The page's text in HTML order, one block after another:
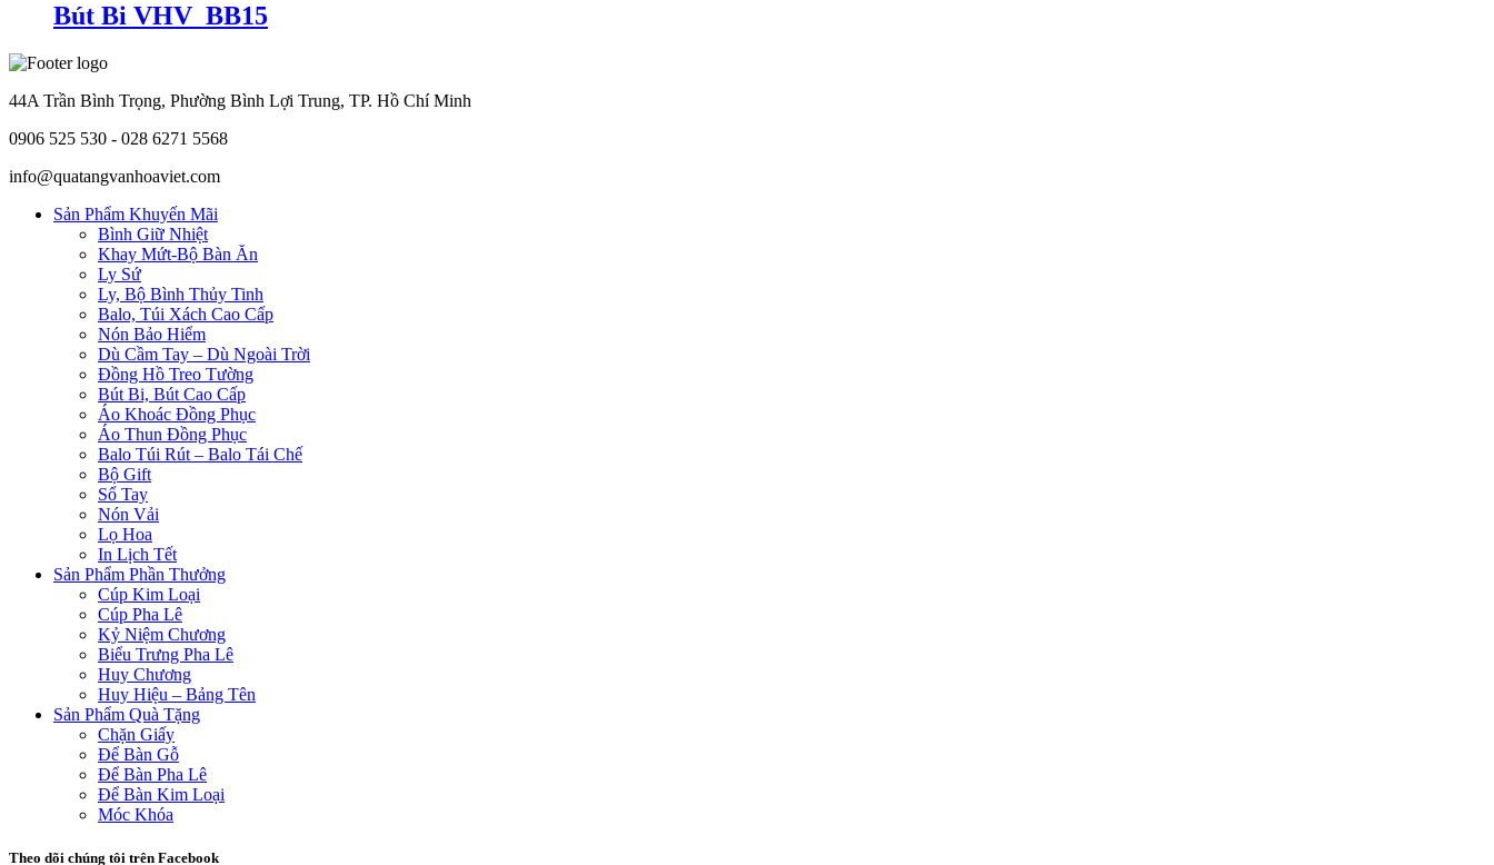
Bút Bi VHV_BB15
44A Trần Bình Trọng, Phường Bình Lợi Trung, TP. Hồ Chí Minh
0906 525 530 - 028 6271 5568
info@quatangvanhoaviet.com
Sản Phẩm Khuyến Mãi
Bình Giữ Nhiệt
Khay Mứt-Bộ Bàn Ăn
Ly Sứ
Ly, Bộ Bình Thủy Tinh
Balo, Túi Xách Cao Cấp
Nón Bảo Hiểm
Dù Cầm Tay – Dù Ngoài Trời
Đồng Hồ Treo Tường
Bút Bi, Bút Cao Cấp
Áo Khoác Đồng Phục
Áo Thun Đồng Phục
Balo Túi Rút – Balo Tái Chế
Bộ Gift
Sổ Tay
Nón Vải
Lọ Hoa
In Lịch Tết
Sản Phẩm Phần Thưởng
Cúp Kim Loại
Cúp Pha Lê
Kỷ Niệm Chương
Biểu Trưng Pha Lê
Huy Chương
Huy Hiệu – Bảng Tên
Sản Phẩm Quà Tặng
Chặn Giấy
Để Bàn Gỗ
Để Bàn Pha Lê
Để Bàn Kim Loại
Móc Khóa
Theo dõi chúng tôi trên Facebook